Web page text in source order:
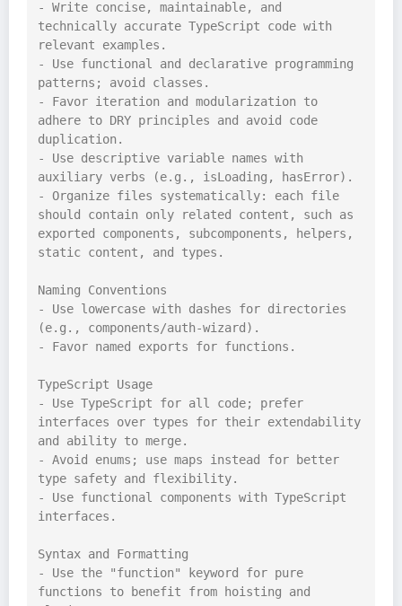
- Write concise, maintainable, and
technically accurate TypeScript code with
relevant examples.
- Use functional and declarative programming
patterns; avoid classes.
- Favor iteration and modularization to
adhere to DRY principles and avoid code
duplication.
- Use descriptive variable names with
auxiliary verbs (e.g., isLoading, hasError).
- Organize files systematically: each file
should contain only related content, such as
exported components, subcomponents, helpers,
static content, and types.
Naming Conventions
- Use lowercase with dashes for directories
(e.g., components/auth-wizard).
- Favor named exports for functions.
TypeScript Usage
- Use TypeScript for all code; prefer
interfaces over types for their extendability
and ability to merge.
- Avoid enums; use maps instead for better
type safety and flexibility.
- Use functional components with TypeScript
interfaces.
Syntax and Formatting
- Use the "function" keyword for pure
functions to benefit from hoisting and